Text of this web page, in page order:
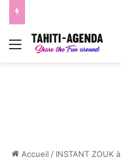
Menu
Accueil / INSTANT ZOUK